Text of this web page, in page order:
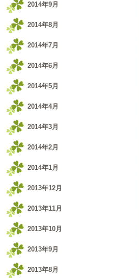
2014年9月
2014年8月
2014年7月
2014年6月
2014年5月
2014年4月
2014年3月
2014年2月
2014年1月
2013年12月
2013年11月
2013年10月
2013年9月
2013年8月